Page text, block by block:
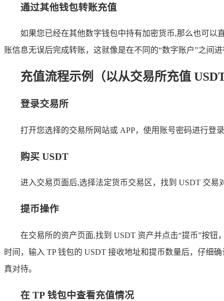
通过其他钱包转账充值
如果您已经在其他数字钱包中持有加密货币,那么也可以
账信息无误后完成转账，这就像是在不同的“数字账户”之间进
充值流程示例（以从交易所充值 USDT
登录交易所
打开您选择的交易所网站或 APP，使用账号密码进行登
购买 USDT
进入交易页面后,选择法定货币交易区，找到 USDT 交
提币操作
在交易所的资产页面,找到 USDT 资产并点击“提币”按
时间，输入 TP 钱包的 USDT 接收地址和提币数量后，仔细
真对待。
在 TP 钱包中查看充值情况